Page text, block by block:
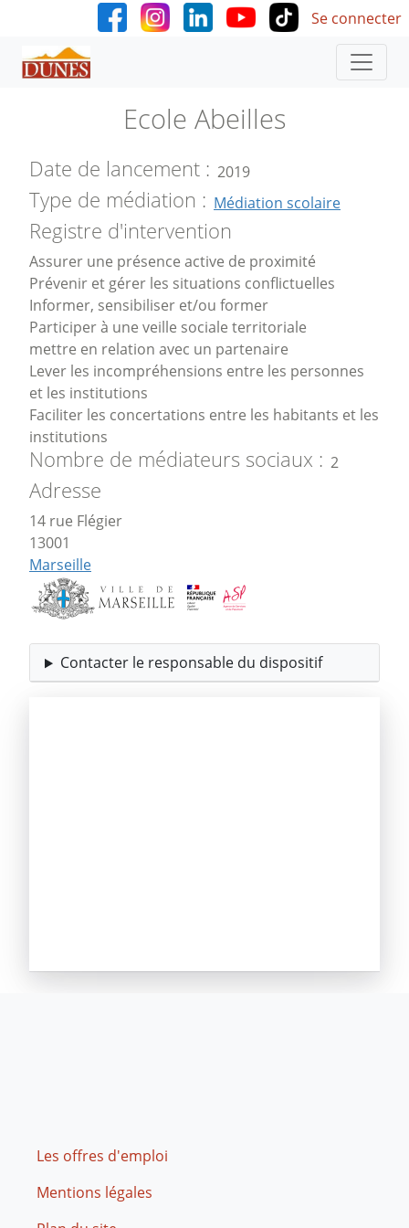
Aller au contenu principal User
Se connecter
Ecole Abeilles
Date de lancement 2019
Type de médiation Médiation scolaire
Registre d'intervention
Assurer une présence active de proximité
Prévenir et gérer les situations conflictuelles
Informer, sensibiliser et/ou former
Participer à une veille sociale territoriale
mettre en relation avec un partenaire
Lever les incompréhensions entre les personnes
et les institutions
Faciliter les concertations entre les habitants et les
institutions
Nombre de médiateurs sociaux 2
Adresse
14 rue Flégier
13001
Marseille
Contacter le responsable du dispositif
Footer
Les offres d'emploi
Mentions légales